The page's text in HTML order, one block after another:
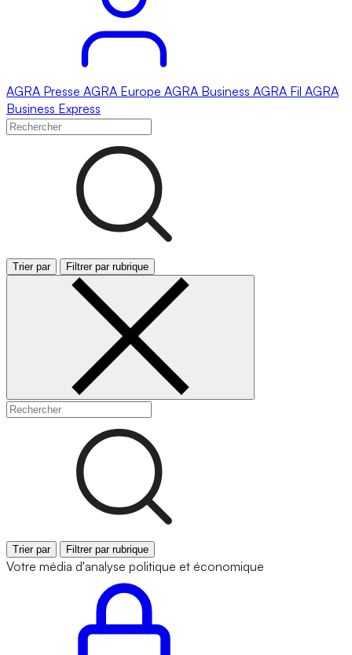
AGRA Presse AGRA Europe AGRA Business AGRA Fil AGRA
Business Express
Trier par Filtrer par rubrique
Trier par Filtrer par rubrique
Votre média d'analyse politique et économique